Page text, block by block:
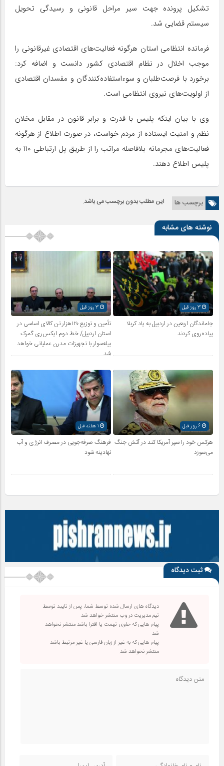
تشکیل پرونده‌ جهت سیر مراحل قانونی و رسیدگی تحویل
سیستم قضایی شد.
فرمانده انتظامی استان هرگونه فعالیت‌های اقتصادی غیرقانونی را
موجب اخلال در نظام اقتصادی کشور دانست و اضافه کرد:
برخورد با فرصت‌طلبان و سوء‌استفاده‌کنندگان و مفسدان اقتصادی
از اولویت‌های نیروی انتظامی است.
وی با بیان اینکه پلیس با قدرت و برابر قانون در مقابل مخلان
نظم و امنیت ایستاده از مردم خواست، در صورت اطلاع از هرگونه
فعالیت‌های مجرمانه بلافاصله مراتب را از طریق پل ارتباطی ۱۱۰ به
پلیس اطلاع دهند.
برچسب ها این مطلب بدون برچسب می باشد.
نوشته های مشابه
3 روز قبل
جاماندگان اربعین در اردبیل به یاد کربلا
پیاده‌روی کردند
تأمین و توزیع ۱۲۰هزار تن کالای اساسی در
استان اردبیل/ خط دوم ایکس‌ری گمرک
بیله‌سوار با تجهیزات مدرن عملیاتی خواهد
شد
6 روز قبل
هرکس خود را سپر آمریکا کند در آتش جنگ
می‌سوزد
فرهنگ صرفه‌جویی در مصرف انرژی و آب
نهادینه شود
ثبت دیدگاه
دیدگاه های ارسال شده توسط شما، پس از تایید توسط
تیم مدیریت در وب منتشر خواهد شد.
پیام هایی که حاوی تهمت یا افترا باشد منتشر نخواهد
شد.
پیام هایی که به غیر از زبان فارسی یا غیر مرتبط باشد
منتشر نخواهد شد.